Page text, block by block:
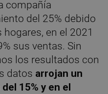
compañía
del 25% debido
en el 2021
sus ventas. Sin
los resultados con
datos arrojan un
15% y en el